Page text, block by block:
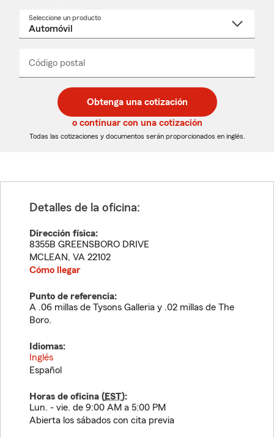
Seleccione un producto
desplegable
Código postal
de
5
dígitos
de
5
dígitos
_____
Obtenga una cotización
o continuar con una cotización
Todas las cotizaciones y documentos serán proporcionados en inglés.
Detalles de la oficina:
Dirección física:
8355B GREENSBORO DRIVE
MCLEAN, VA 22102
Cómo llegar
Punto de referencia:
A .06 millas de Tysons Galleria y .02 millas de The
Boro.
Idiomas:
Inglés
Español
Horas de oficina (EST):
Lun. - vie. de 9:00 AM a 5:00 PM
Abierta los sábados con cita previa